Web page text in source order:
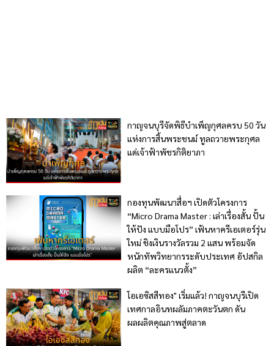
กาญจนบุรีจัดพิธีบำเพ็ญกุศลครบ 50 วัน
แห่งการสิ้นพระชนม์ ทูลถวายพระกุศล
แด่เจ้าฟ้าพัชรกิติยาภา
กองทุนพัฒนาสื่อฯ เปิดตัวโครงการ
“Micro Drama Master : เล่าเรื่องสั้น ปั้น
ให้ปัง แบบมือโปร” เฟ้นหาครีเอเตอร์รุ่น
ใหม่ ชิงเงินรางวัลรวม 2 แสน พร้อมจัด
หนักทัพวิทยากรระดับประเทศ อัปสกิล
ผลิต “ละครแนวตั้ง”
โอเอซิสสีทอง" เริ่มแล้ว! กาญจนบุรีเปิด
เทศกาลอินทผลัมภาคตะวันตก ดัน
ผลผลิตคุณภาพสู่ตลาด